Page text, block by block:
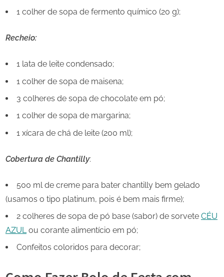
1 colher de sopa de fermento químico (20 g);
Recheio:
1 lata de leite condensado;
1 colher de sopa de maisena;
3 colheres de sopa de chocolate em pó;
1 colher de sopa de margarina;
1 xícara de chá de leite (200 ml);
Cobertura de Chantilly:
500 ml de creme para bater chantilly bem gelado
(usamos o tipo platinum, pois é bem mais firme);
2 colheres de sopa de pó base (sabor) de sorvete CÉU
AZULou corante alimentício em pó;
Confeitos coloridos para decorar;